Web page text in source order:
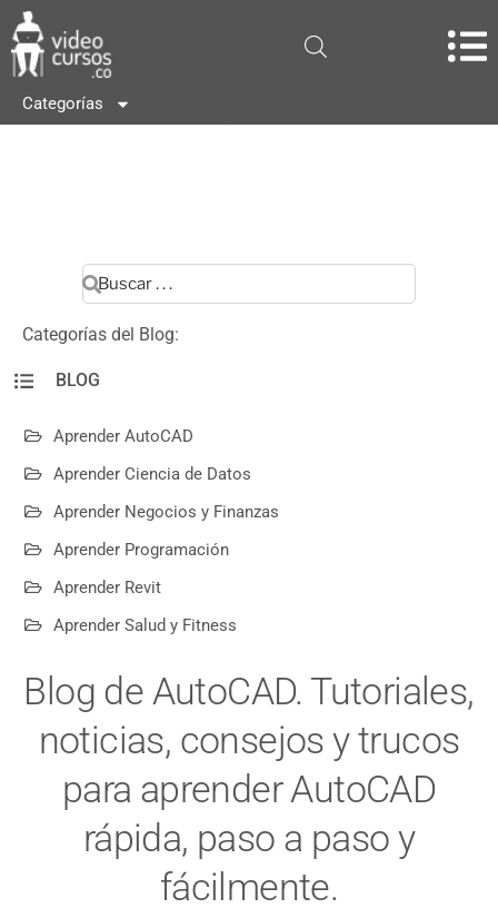
Categorías
Categorías del Blog:
BLOG
Aprender AutoCAD
Aprender Ciencia de Datos
Aprender Negocios y Finanzas
Aprender Programación
Aprender Revit
Aprender Salud y Fitness
Blog de AutoCAD. Tutoriales,
noticias, consejos y trucos
para aprender AutoCAD
rápida, paso a paso y
fácilmente.